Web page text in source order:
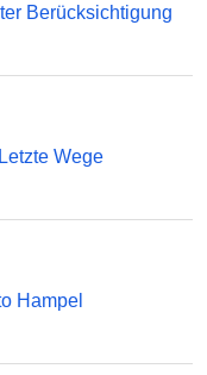
Berücksichtigung
Wege
Hampel